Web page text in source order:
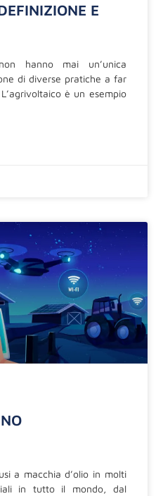
E
hanno mai un’unica
di diverse pratiche a far
è un esempio
a macchia d’olio in molti
in tutto il mondo, dal